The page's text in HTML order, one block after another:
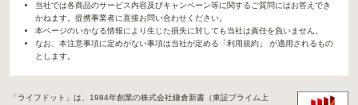
当社では各商品のサービス内容及びキャンペーン等に関するご質問にはお答えでき
かねます。提携事業者に直接お問い合わせください。
本ページのいかなる情報により生じた損失に対しても当社は責任を負いません。
なお、本注意事項に定めがない事項は当社が定める「利用規約」 が適用されるもの
とします。
「ライフドット」は、1984年創業の株式会社鎌倉新書（東証プライム上